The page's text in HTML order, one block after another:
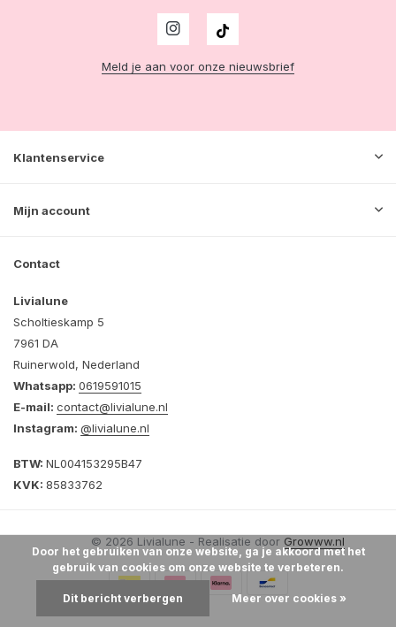
Meld je aan voor onze nieuwsbrief
Klantenservice
Mijn account
Contact
Livialune
Scholtieskamp 5
7961 DA
Ruinerwold, Nederland
Whatsapp: 0619591015
E-mail: contact@livialune.nl
Instagram: @livialune.nl
BTW: NL004153295B47
KVK: 85833762
© 2026 Livialune - Realisatie door Growww.nl
Door het gebruiken van onze website, ga je akkoord met het
gebruik van cookies om onze website te verbeteren.
Dit bericht verbergen Meer over cookies »